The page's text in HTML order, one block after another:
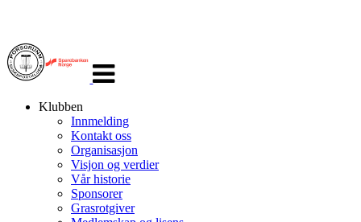
navigasjon
Klubben
Innmelding
Kontakt oss
Organisasjon
Visjon og verdier
Vår historie
Sponsorer
Grasrotgiver